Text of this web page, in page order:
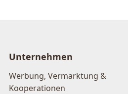
Unternehmen
Werbung, Vermarktung &
Kooperationen